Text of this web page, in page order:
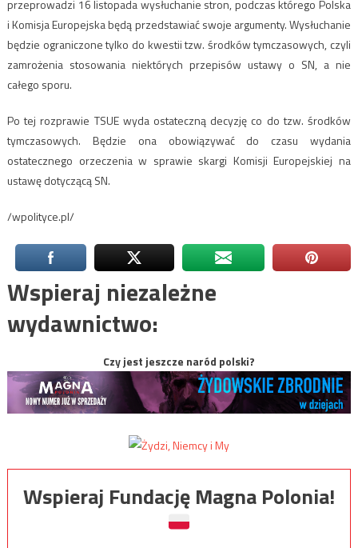
przeprowadzi 16 listopada wysłuchanie stron, podczas którego Polska
i Komisja Europejska będą przedstawiać swoje argumenty. Wysłuchanie
będzie ograniczone tylko do kwestii tzw. środków tymczasowych, czyli
zamrożenia stosowania niektórych przepisów ustawy o SN, a nie
całego sporu.
Po tej rozprawie TSUE wyda ostateczną decyzję co do tzw. środków
tymczasowych. Będzie ona obowiązywać do czasu wydania
ostatecznego orzeczenia w sprawie skargi Komisji Europejskiej na
ustawę dotyczącą SN.
/wpolityce.pl/
Wspieraj niezależne
wydawnictwo:
Czy jest jeszcze naród polski?
Wspieraj Fundację Magna Polonia!